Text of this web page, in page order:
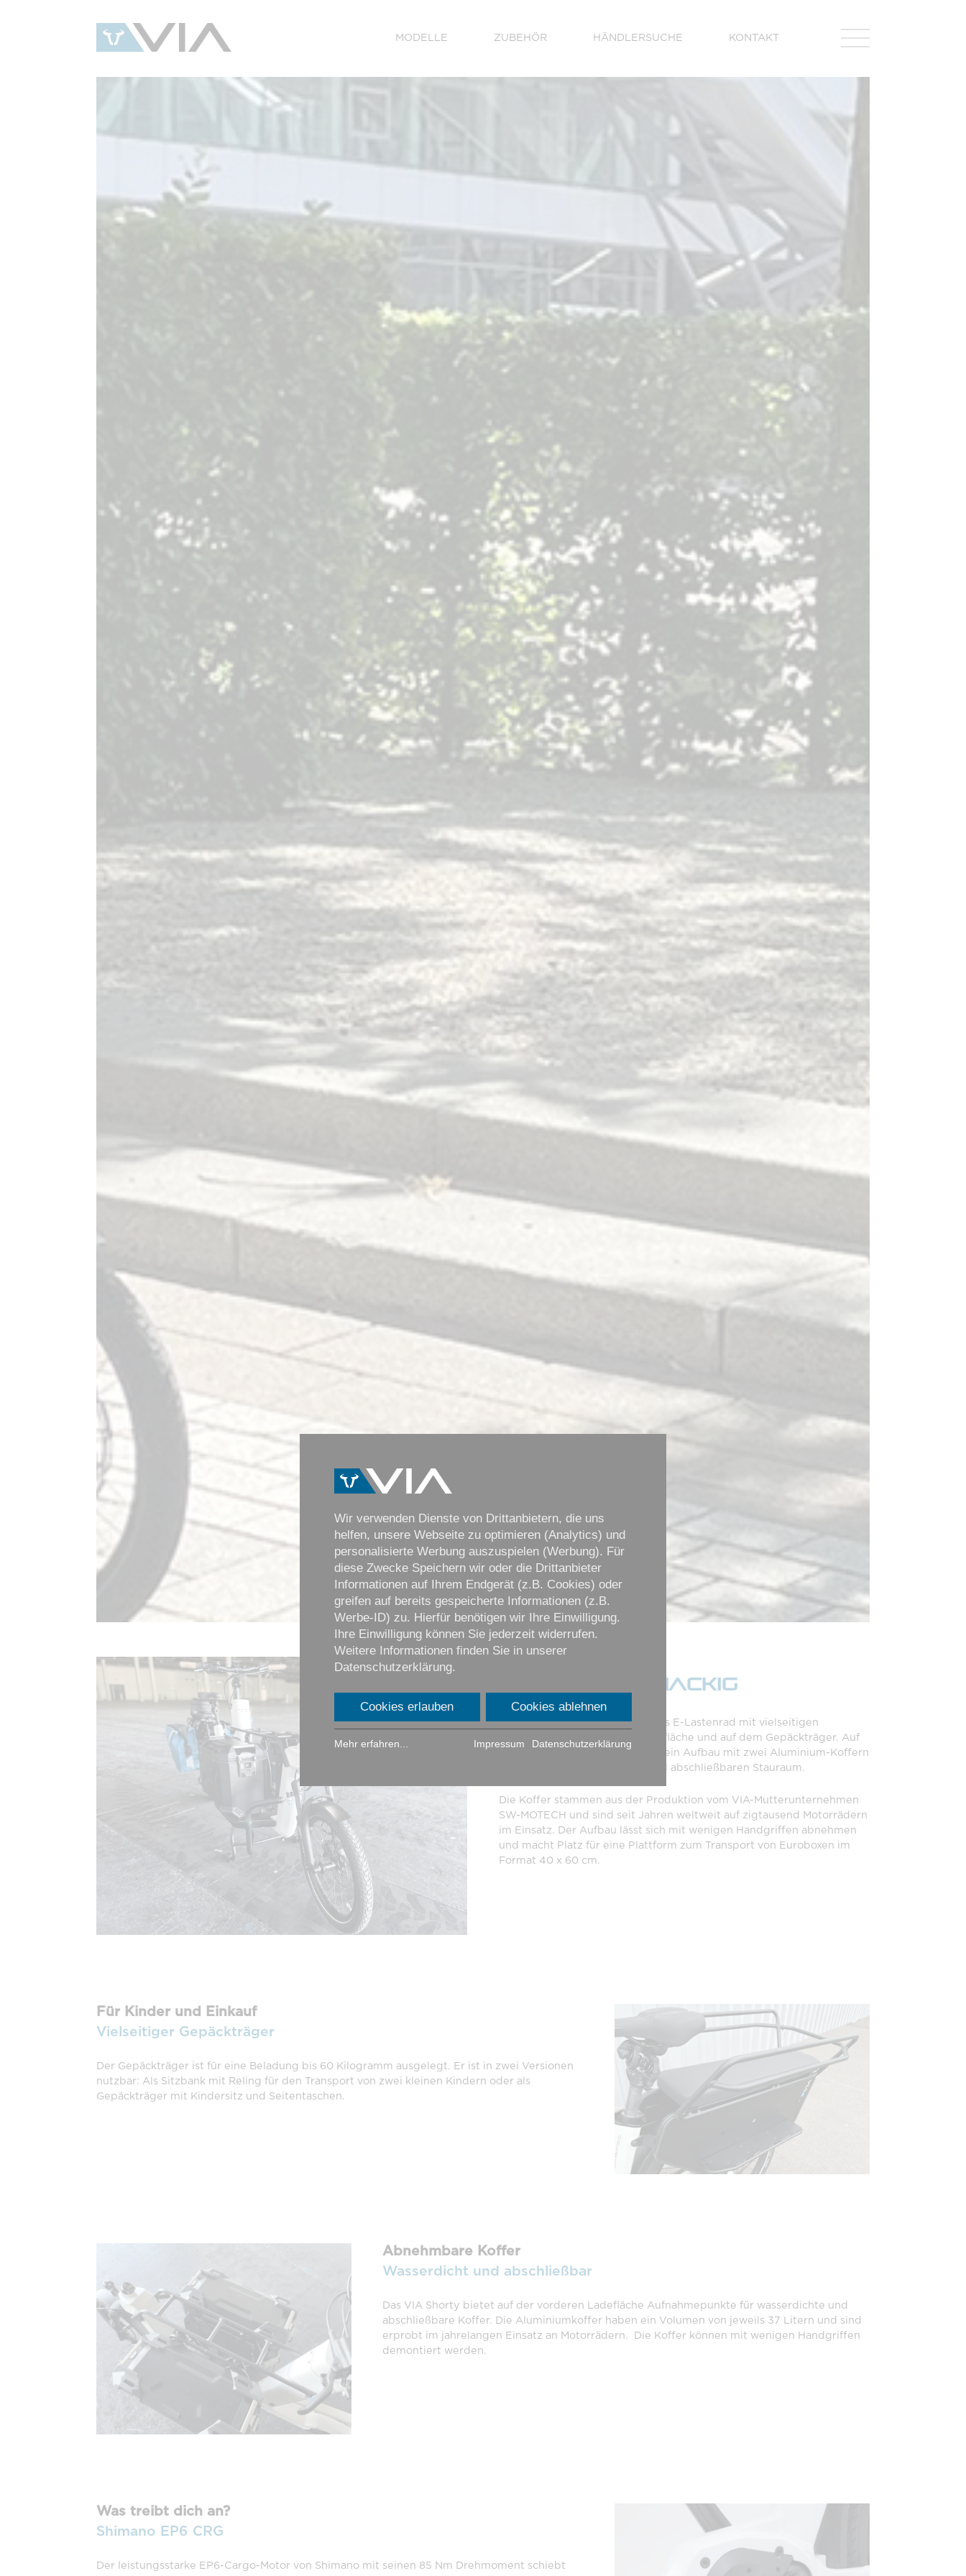
MODELLE ZUBEHÖR HÄNDLERSUCHE KONTAKT
Kurz und knackig
Das VIA Shorty ist ein kompaktes E-Lastenrad mit vielseitigen
Transportoptionen auf der Ladefläche und auf dem Gepäckträger. Auf
der vorderen Ladefläche bietet ein Aufbau mit zwei Aluminium-Koffern
über 70 Liter wasserdichten und abschließbaren Stauraum.
Die Koffer stammen aus der Produktion vom VIA-Mutterunternehmen
SW-MOTECH und sind seit Jahren weltweit auf zigtausend Motorrädern
im Einsatz. Der Aufbau lässt sich mit wenigen Handgriffen abnehmen
und macht Platz für eine Plattform zum Transport von Euroboxen im
Format 40 x 60 cm.
Für Kinder und Einkauf
Vielseitiger Gepäckträger
Der Gepäckträger ist für eine Beladung bis 60 Kilogramm ausgelegt. Er ist in zwei Versionen
nutzbar: Als Sitzbank mit Reling für den Transport von zwei kleinen Kindern oder als
Gepäckträger mit Kindersitz und Seitentaschen.
Abnehmbare Koffer
Wasserdicht und abschließbar
Das VIA Shorty bietet auf der vorderen Ladefläche Aufnahmepunkte für wasserdichte und
abschließbare Koffer. Die Aluminiumkoffer haben ein Volumen von jeweils 37 Litern und sind
erprobt im jahrelangen Einsatz an Motorrädern. Die Koffer können mit wenigen Handgriffen
demontiert werden.
Was treibt dich an?
Shimano EP6 CRG
Der leistungsstarke EP6-Cargo-Motor von Shimano mit seinen 85 Nm Drehmoment schiebt
Wir verwenden Dienste von Drittanbietern, die uns
helfen, unsere Webseite zu optimieren (Analytics) und
personalisierte Werbung auszuspielen (Werbung). Für
diese Zwecke Speichern wir oder die Drittanbieter
Informationen auf Ihrem Endgerät (z.B. Cookies) oder
greifen auf bereits gespeicherte Informationen (z.B.
Werbe-ID) zu. Hierfür benötigen wir Ihre Einwilligung.
Ihre Einwilligung können Sie jederzeit widerrufen.
Weitere Informationen finden Sie in unserer
Datenschutzerklärung.
Cookies erlauben Cookies ablehnen
Mehr erfahren... Impressum Datenschutzerklärung